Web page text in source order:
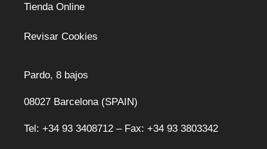
Tienda Online
Revisar Cookies
Pardo, 8 bajos
08027 Barcelona (SPAIN)
Tel: +34 93 3408712 – Fax: +34 93 3803342